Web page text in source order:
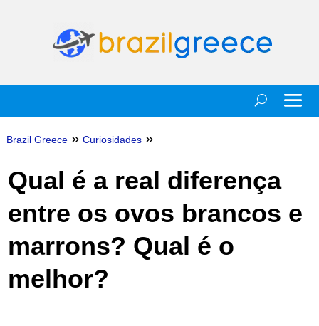
Brazil Greece » Curiosidades »
Qual é a real diferença
entre os ovos brancos e
marrons? Qual é o
melhor?